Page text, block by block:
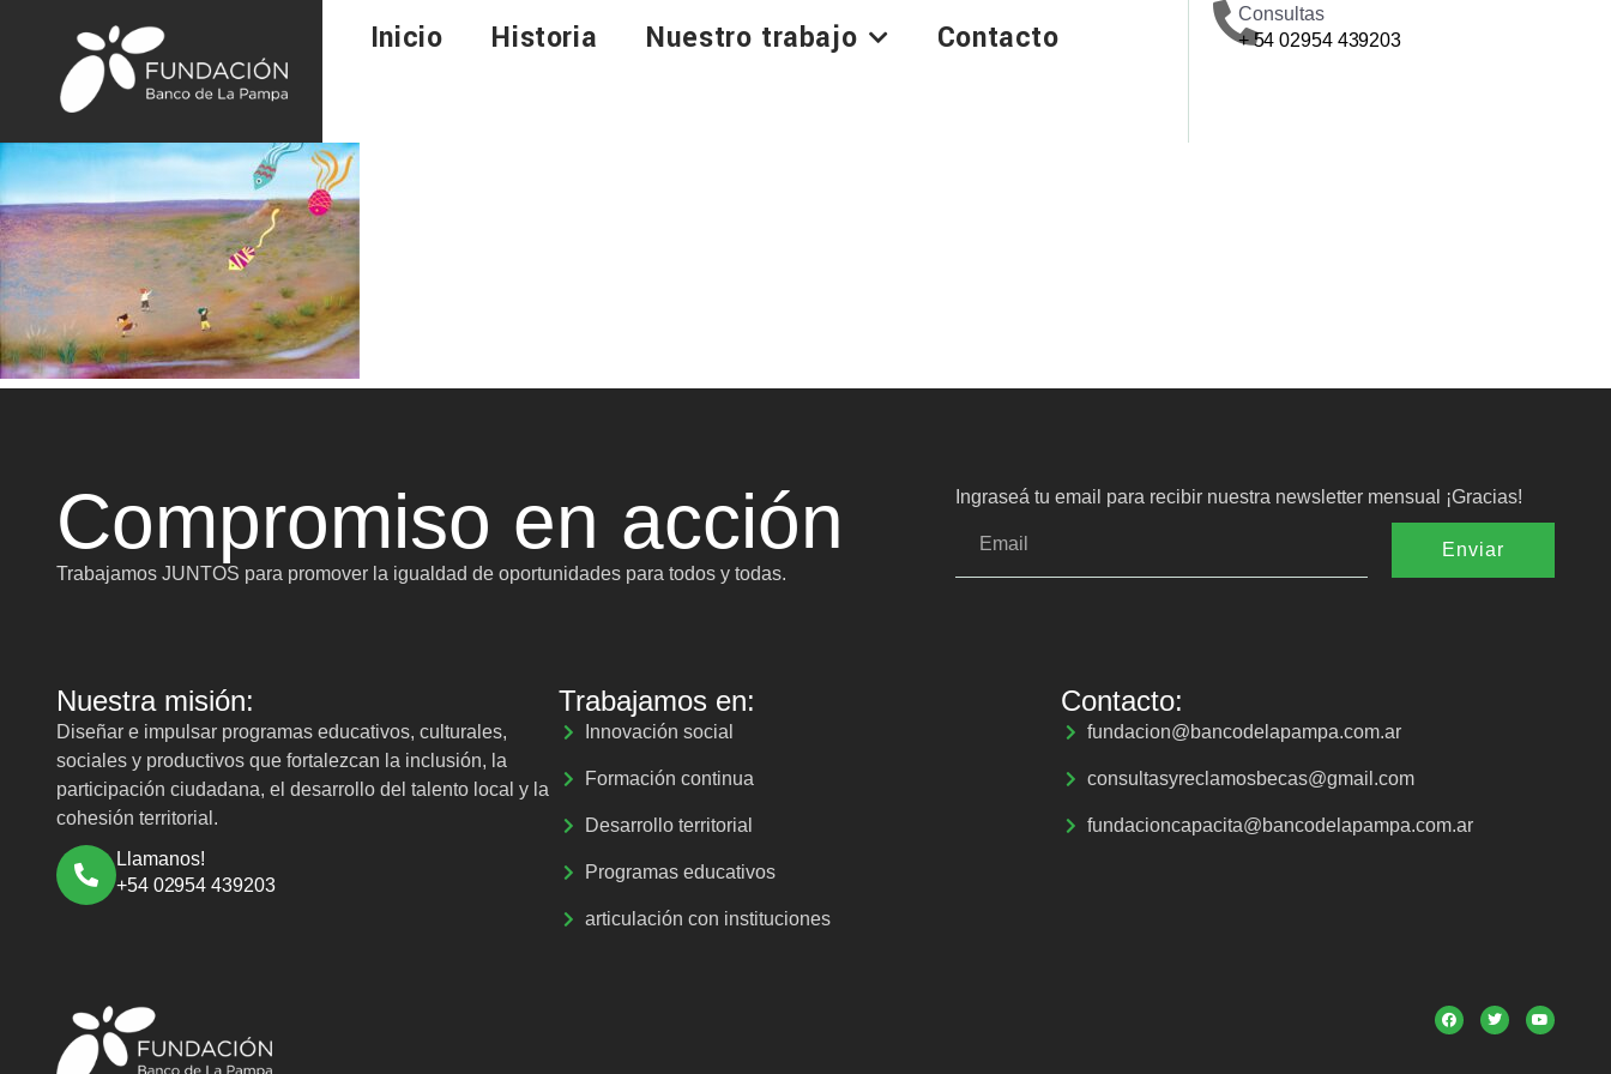
Inicio Historia Nuestro trabajo Contacto
Consultas
+ 54 02954 439203
Compromiso en acción
Trabajamos JUNTOS para promover la igualdad de oportunidades para todos y todas.
Ingraseá tu email para recibir nuestra newsletter mensual ¡Gracias!
Enviar
Nuestra misión:
Diseñar e impulsar programas educativos, culturales,
sociales y productivos que fortalezcan la inclusión, la
participación ciudadana, el desarrollo del talento local y la
cohesión territorial.
Llamanos!
+54 02954 439203
Trabajamos en:
Innovación social
Formación continua
Desarrollo territorial
Programas educativos
articulación con instituciones
Contacto:
fundacion@bancodelapampa.com.ar
consultasyreclamosbecas@gmail.com
fundacioncapacita@bancodelapampa.com.ar